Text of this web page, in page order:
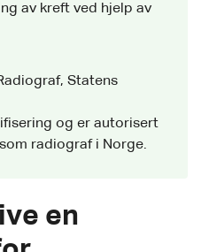
av kreft ved hjelp av
Statens
og er autorisert
radiograf i Norge.
en